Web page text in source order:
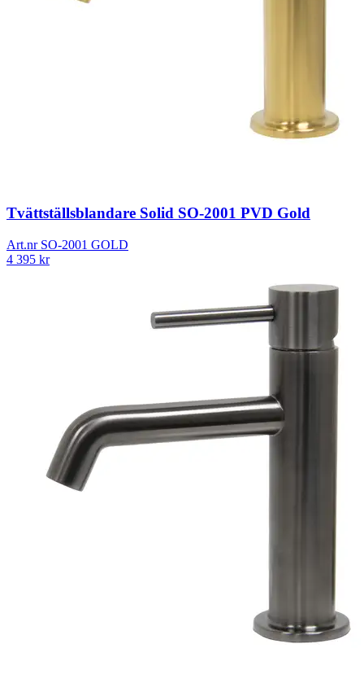
Tvättställsblandare Solid SO-2001 PVD Gold
Art.nr SO-2001 GOLD
4 395 kr